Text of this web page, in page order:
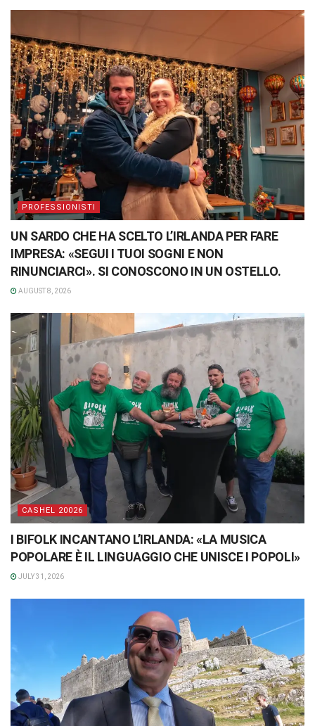
PROFESSIONISTI
UN SARDO CHE HA SCELTO L’IRLANDA PER FARE
IMPRESA: «SEGUI I TUOI SOGNI E NON
RINUNCIARCI». SI CONOSCONO IN UN OSTELLO.
AUGUST 8, 2026
CASHEL 20026
I BIFOLK INCANTANO L’IRLANDA: «LA MUSICA
POPOLARE È IL LINGUAGGIO CHE UNISCE I POPOLI»
JULY 31, 2026